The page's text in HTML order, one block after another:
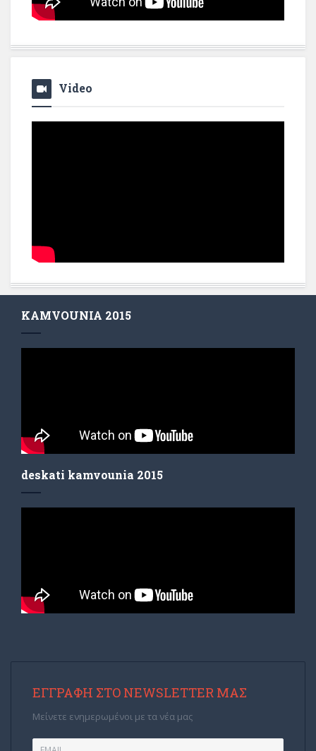
Video
KAMVOUNIA 2015
deskati kamvounia 2015
ΕΓΓΡΑΦΉ ΣΤΟ NEWSLETTER ΜΑΣ
Μείνετε ενημερωμένοι με τα νέα μας